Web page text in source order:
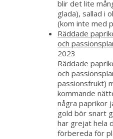
blir det lite
glada), sallad i
(kom inte med
Räddade
och
2023
Räddade
och
passionsfrukt)
kommande
några paprikor
gold bör snart
har grejat hela
förbereda för